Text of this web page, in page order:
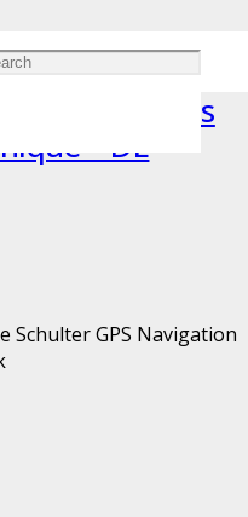
Prosthesis
– DE
Schulter GPS Navigation